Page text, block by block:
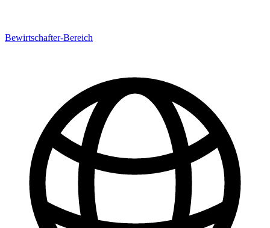
Bewirtschafter-Bereich